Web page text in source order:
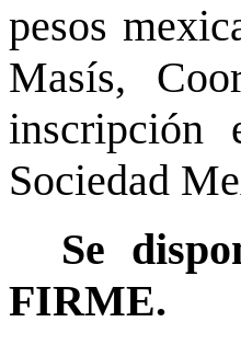
pesos
Masís,
inscripción
Sociedad
Se
FIRME.